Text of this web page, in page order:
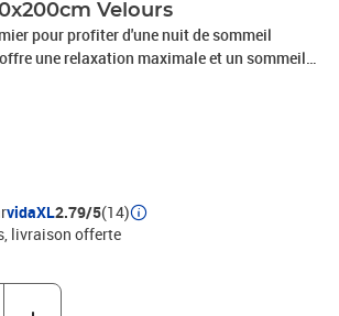
Velours
pour profiter d'une nuit de sommeil
une relaxation maximale et un sommeil
: le velours est un tissu doux et luxueux qui
tissu en velours présente un toucher doux
confortable au toucher.Tête de lit pratique
en hauteur selon vos préférences. La tête
soutien du dos lorsque vous êtes
lire ou regarder la télévision.Matelas à
ressort ensaché individuel intégré est connu
tout en assurant un haut niveau de
Il peut absorber efficacement le bruit
vidaXL2.79/5(14)
livraison offerte